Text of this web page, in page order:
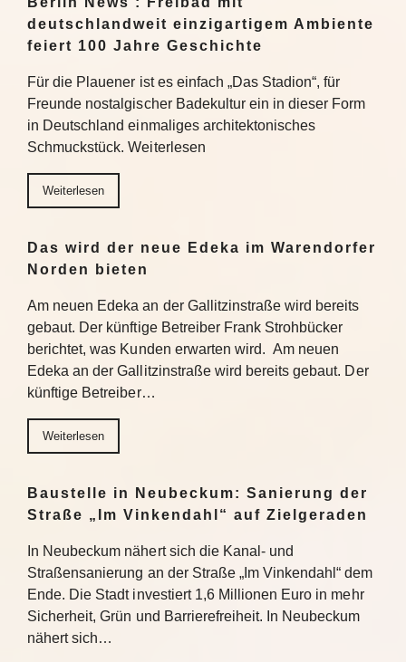
deutschlandweit einzigartigem Ambiente
feiert 100 Jahre Geschichte
Für die Plauener ist es einfach „Das Stadion“, für
Freunde nostalgischer Badekultur ein in dieser Form
in Deutschland einmaliges architektonisches
Schmuckstück. Weiterlesen
Weiterlesen
Das wird der neue Edeka im Warendorfer
Norden bieten
Am neuen Edeka an der Gallitzinstraße wird bereits
gebaut. Der künftige Betreiber Frank Strohbücker
berichtet, was Kunden erwarten wird. Am neuen
Edeka an der Gallitzinstraße wird bereits gebaut. Der
künftige Betreiber…
Weiterlesen
Baustelle in Neubeckum: Sanierung der
Straße „Im Vinkendahl“ auf Zielgeraden
In Neubeckum nähert sich die Kanal- und
Straßensanierung an der Straße „Im Vinkendahl“ dem
Ende. Die Stadt investiert 1,6 Millionen Euro in mehr
Sicherheit, Grün und Barrierefreiheit. In Neubeckum
nähert sich…